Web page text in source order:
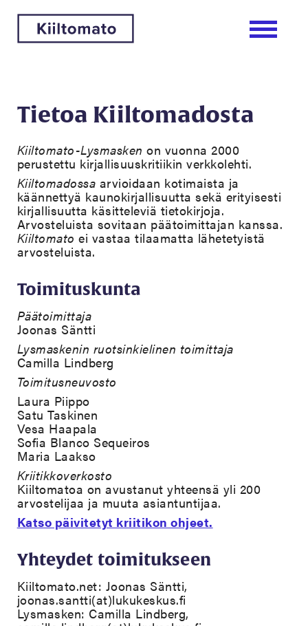
Tietoa Kiiltomadosta
Kiiltomato-Lysmasken on vuonna 2000
perustettu kirjallisuuskritiikin verkkolehti.
Kiiltomadossa arvioidaan kotimaista ja
käännettyä kaunokirjallisuutta sekä erityisesti
kirjallisuutta käsitteleviä tietokirjoja.
Arvosteluista sovitaan päätoimittajan kanssa.
Kiiltomato ei vastaa tilaamatta lähetetyistä
arvosteluista.
Toimituskunta
Päätoimittaja
Joonas Säntti
Lysmaskenin ruotsinkielinen toimittaja
Camilla Lindberg
Toimitusneuvosto
Laura Piippo
Satu Taskinen
Vesa Haapala
Sofia Blanco Sequeiros
Maria Laakso
Kriitikkoverkosto
Kiiltomatoa on avustanut yhteensä yli 200
arvostelijaa ja muuta asiantuntijaa.
Katso päivitetyt kriitikon ohjeet.
Yhteydet toimitukseen
Kiiltomato.net: Joonas Säntti,
joonas.santti(at)lukukeskus.fi
Lysmasken: Camilla Lindberg,